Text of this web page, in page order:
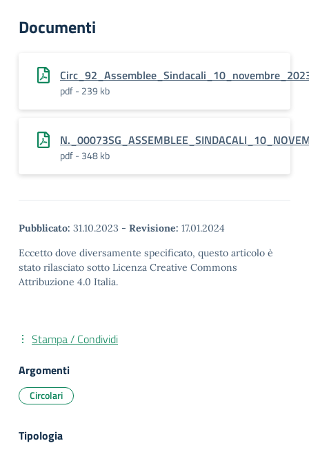
Documenti
pdf - 239 kb
pdf - 348 kb
Pubblicato: 31.10.2023 - Revisione: 17.01.2024
Eccetto dove diversamente specificato, questo articolo è
stato rilasciato sotto Licenza Creative Commons
Attribuzione 4.0 Italia.
Stampa / Condividi
Argomenti
Circolari
Tipologia